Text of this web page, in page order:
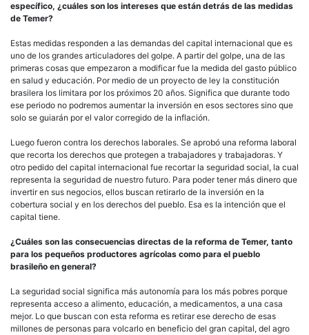
específico, ¿cuáles son los intereses que están detrás de las medidas
de Temer?
Estas medidas responden a las demandas del capital internacional que es
uno de los grandes articuladores del golpe. A partir del golpe, una de las
primeras cosas que empezaron a modificar fue la medida del gasto público
en salud y educación. Por medio de un proyecto de ley la constitución
brasilera los limitara por los próximos 20 años. Significa que durante todo
ese periodo no podremos aumentar la inversión en esos sectores sino que
solo se guiarán por el valor corregido de la inflación.
Luego fueron contra los derechos laborales. Se aprobó una reforma laboral
que recorta los derechos que protegen a trabajadores y trabajadoras. Y
otro pedido del capital internacional fue recortar la seguridad social, la cual
representa la seguridad de nuestro futuro. Para poder tener más dinero que
invertir en sus negocios, ellos buscan retirarlo de la inversión en la
cobertura social y en los derechos del pueblo. Esa es la intención que el
capital tiene.
¿Cuáles son las consecuencias directas de la reforma de Temer, tanto
para los pequeños productores agrícolas como para el pueblo
brasileño en general?
La seguridad social significa más autonomía para los más pobres porque
representa acceso a alimento, educación, a medicamentos, a una casa
mejor. Lo que buscan con esta reforma es retirar ese derecho de esas
millones de personas para volcarlo en beneficio del gran capital, del agro